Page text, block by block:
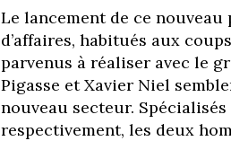
Le lancement de ce
d’affaires, habitués aux
parvenus à réaliser avec le
Pigasse et Xavier Niel
nouveau secteur.
respectivement, les deux